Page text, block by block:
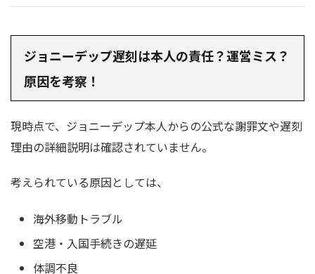
ジョニーデップ遅刻は本人の責任？運営ミス？
原因を考察！
現時点で、ジョニーデップ本人からの公式な謝罪文や遅刻
理由の詳細説明は確認されていません。
考えられている原因としては、
海外移動トラブル
空港・入国手続きの遅延
体調不良